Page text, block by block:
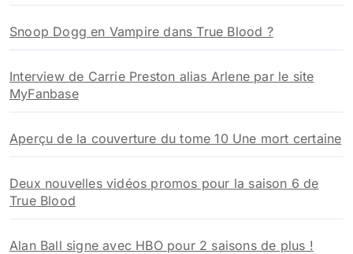
Snoop Dogg en Vampire dans True Blood ?
Interview de Carrie Preston alias Arlene par le site
MyFanbase
Aperçu de la couverture du tome 10 Une mort certaine
Deux nouvelles vidéos promos pour la saison 6 de
True Blood
Alan Ball signe avec HBO pour 2 saisons de plus !